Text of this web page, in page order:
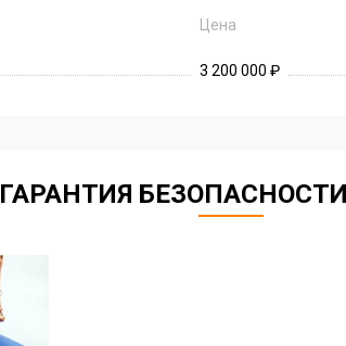
Цена
3 200 000 ₽
ГАРАНТИЯ